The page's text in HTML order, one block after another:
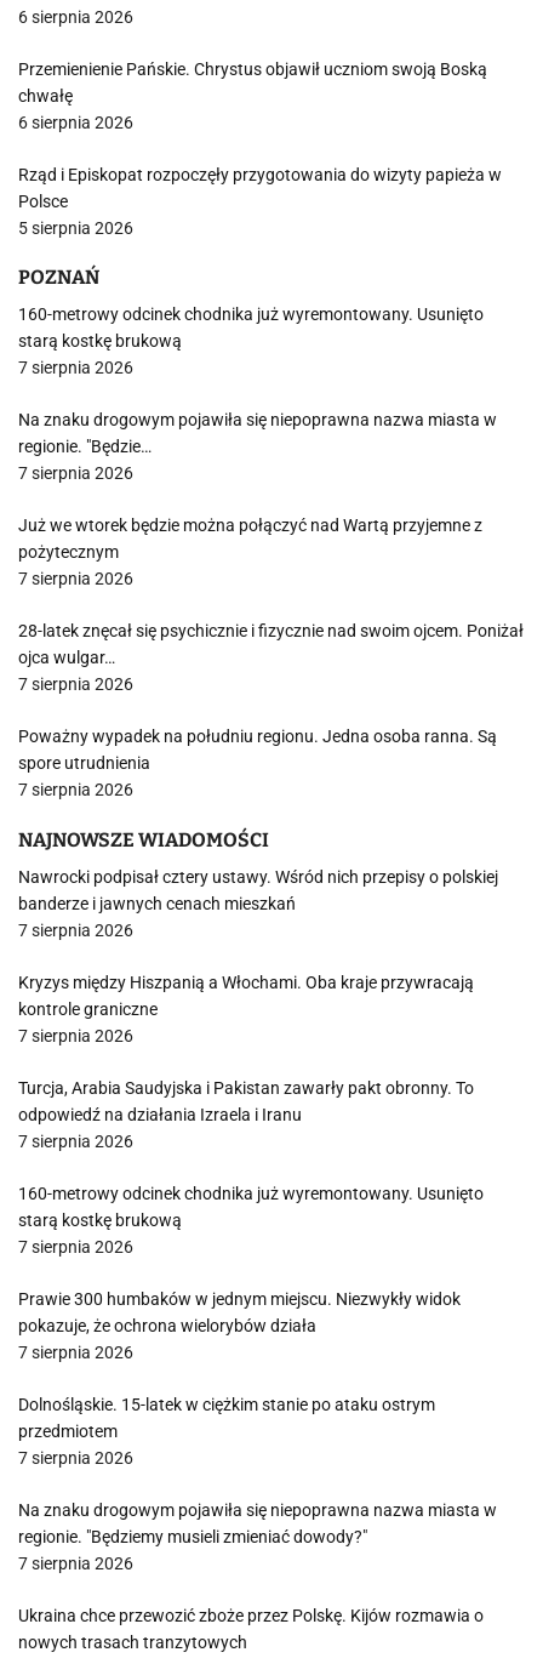
6 sierpnia 2026
Przemienienie Pańskie. Chrystus objawił uczniom swoją Boską
chwałę
6 sierpnia 2026
Rząd i Episkopat rozpoczęły przygotowania do wizyty papieża w
Polsce
5 sierpnia 2026
POZNAŃ
160-metrowy odcinek chodnika już wyremontowany. Usunięto
starą kostkę brukową
7 sierpnia 2026
Na znaku drogowym pojawiła się niepoprawna nazwa miasta w
regionie. "Będzie…
7 sierpnia 2026
Już we wtorek będzie można połączyć nad Wartą przyjemne z
pożytecznym
7 sierpnia 2026
28-latek znęcał się psychicznie i fizycznie nad swoim ojcem. Poniżał
ojca wulgar…
7 sierpnia 2026
Poważny wypadek na południu regionu. Jedna osoba ranna. Są
spore utrudnienia
7 sierpnia 2026
NAJNOWSZE WIADOMOŚCI
Nawrocki podpisał cztery ustawy. Wśród nich przepisy o polskiej
banderze i jawnych cenach mieszkań
7 sierpnia 2026
Kryzys między Hiszpanią a Włochami. Oba kraje przywracają
kontrole graniczne
7 sierpnia 2026
Turcja, Arabia Saudyjska i Pakistan zawarły pakt obronny. To
odpowiedź na działania Izraela i Iranu
7 sierpnia 2026
160-metrowy odcinek chodnika już wyremontowany. Usunięto
starą kostkę brukową
7 sierpnia 2026
Prawie 300 humbaków w jednym miejscu. Niezwykły widok
pokazuje, że ochrona wielorybów działa
7 sierpnia 2026
Dolnośląskie. 15-latek w ciężkim stanie po ataku ostrym
przedmiotem
7 sierpnia 2026
Na znaku drogowym pojawiła się niepoprawna nazwa miasta w
regionie. "Będziemy musieli zmieniać dowody?"
7 sierpnia 2026
Ukraina chce przewozić zboże przez Polskę. Kijów rozmawia o
nowych trasach tranzytowych